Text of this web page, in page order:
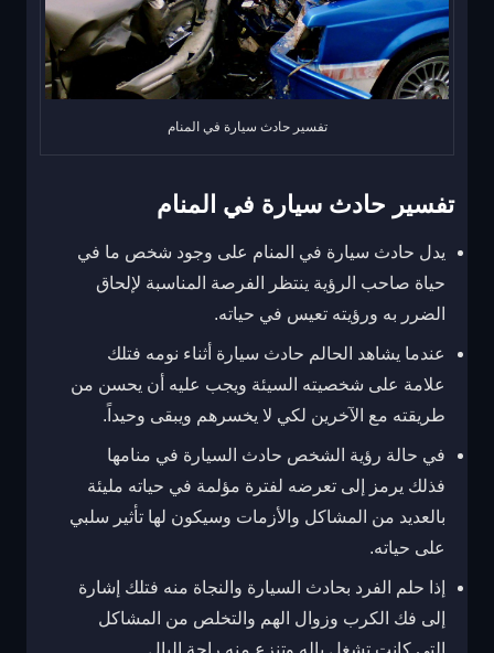
تفسير حادث سيارة في المنام
تفسير حادث سيارة في المنام
يدل حادث سيارة في المنام على وجود شخص ما في
حياة صاحب الرؤية ينتظر الفرصة المناسبة لإلحاق
الضرر به ورؤيته تعيس في حياته.
عندما يشاهد الحالم حادث سيارة أثناء نومه فتلك
علامة على شخصيته السيئة ويجب عليه أن يحسن من
طريقته مع الآخرين لكي لا يخسرهم ويبقى وحيداً.
في حالة رؤية الشخص حادث السيارة في منامها
فذلك يرمز إلى تعرضه لفترة مؤلمة في حياته مليئة
بالعديد من المشاكل والأزمات وسيكون لها تأثير سلبي
على حياته.
إذا حلم الفرد بحادث السيارة والنجاة منه فتلك إشارة
إلى فك الكرب وزوال الهم والتخلص من المشاكل
التي كانت تشغل باله وتنزع منه راحة البال.